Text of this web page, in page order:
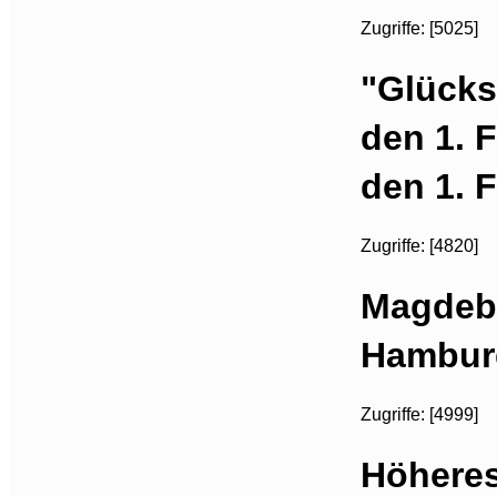
Zugriffe: [5025]
den 1.
den 1.
Zugriffe: [4820]
Zugriffe: [4999]